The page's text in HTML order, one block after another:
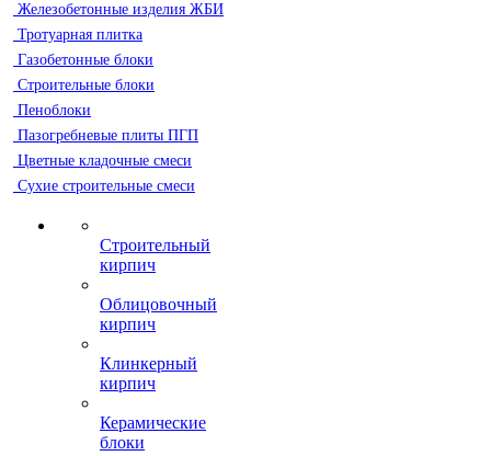
Железобетонные изделия ЖБИ
Тротуарная плитка
Газобетонные блоки
Строительные блоки
Пеноблоки
Пазогребневые плиты ПГП
Цветные кладочные смеси
Сухие строительные смеси
Строительный
кирпич
Облицовочный
кирпич
Клинкерный
кирпич
Керамические
блоки